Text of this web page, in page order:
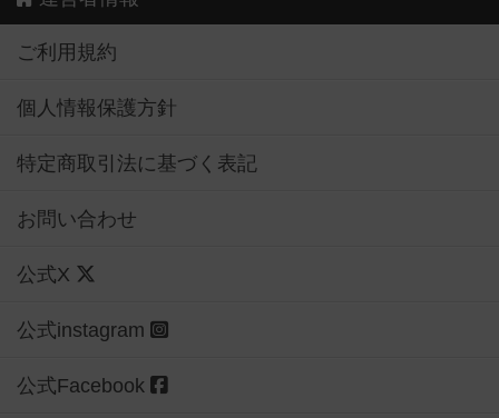
ご利用規約
個人情報保護方針
特定商取引法に基づく表記
お問い合わせ
公式X
公式instagram
公式Facebook